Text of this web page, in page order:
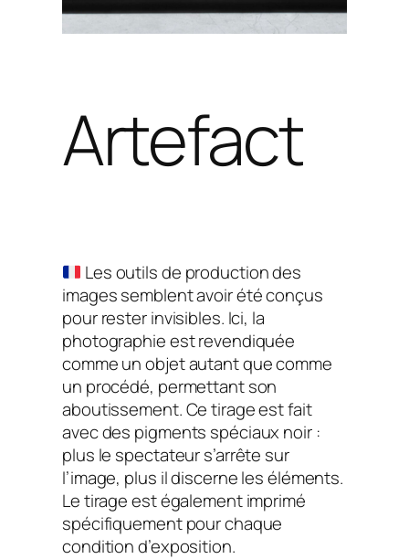
Artefact
Les outils de production des
images semblent avoir été conçus
pour rester invisibles. Ici, la
photographie est revendiquée
comme un objet autant que comme
un procédé, permettant son
aboutissement. Ce tirage est fait
avec des pigments spéciaux noir :
plus le spectateur s’arrête sur
l’image, plus il discerne les éléments.
Le tirage est également imprimé
spécifiquement pour chaque
condition d’exposition.